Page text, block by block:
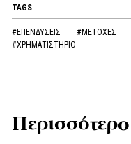
TAGS
#ΕΠΕΝΔΥΣΕΙΣ #ΜΕΤΟΧΕΣ
#ΧΡΗΜΑΤΙΣΤΗΡΙΟ